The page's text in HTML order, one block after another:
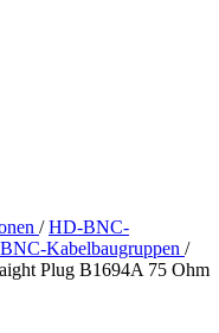
/ HD-BNC-
Kabelbaugruppen /
Plug B1694A 75 Ohm